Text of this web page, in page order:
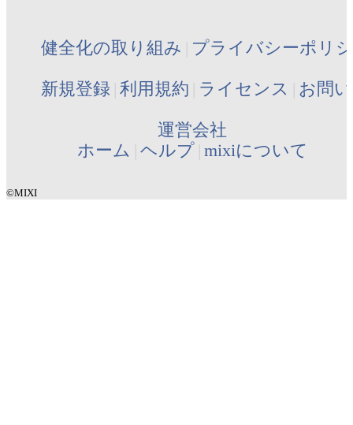
健全化の取り組み プライバシーポリ
新規登録 利用規約 ライセンス お問
運営会社
ホーム ヘルプ mixiについて
©MIXI